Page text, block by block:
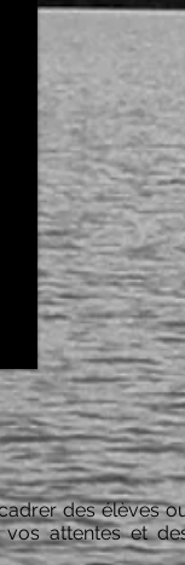
des élèves
attentes et